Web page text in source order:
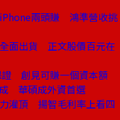
兩頭賺 鴻準營收挑
面出貨 正文股價百元在
證 創見可賺一個資本額
華碩成外資首選
灌頂 揚智毛利率上看四